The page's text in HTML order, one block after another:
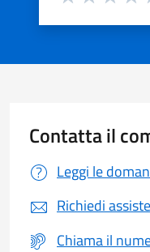
Contatta il
Leggi le
Richiedi
Chiama il